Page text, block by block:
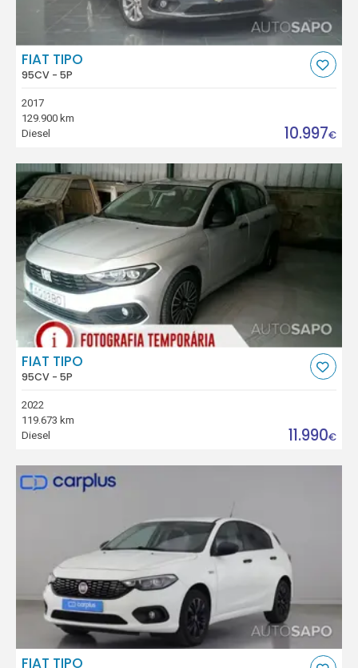
FIAT TIPO
95CV - 5P
2017
129.900 km
Diesel
10.997€
FIAT TIPO
95CV - 5P
2022
119.673 km
Diesel
11.990€
FIAT TIPO